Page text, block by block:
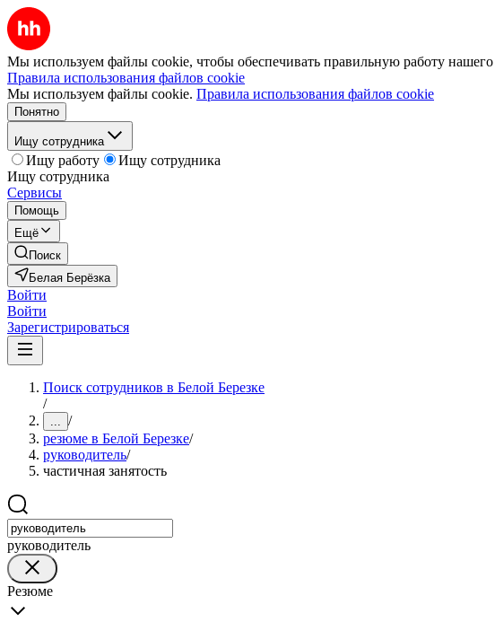
Мы используем файлы cookie, чтобы обеспечивать правильную работу нашего
Правила использования файлов cookie
Мы используем файлы cookie. Правила использования файлов cookie
Понятно
Ищу сотрудника
Ищу работу
Ищу сотрудника
Ищу сотрудника
Сервисы
Помощь
Ещё
Поиск
Белая Берёзка
Войти
Войти
Зарегистрироваться
Поиск сотрудников в Белой Березке
/
... /
резюме в Белой Березке/
руководитель/
частичная занятость
руководитель
Резюме